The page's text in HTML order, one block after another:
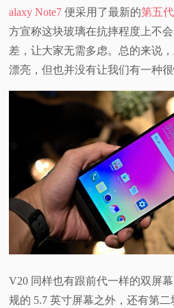
alaxy Note7 便采用了最新的第五
方宣称这块玻璃在抗摔程度上不
差，让大家无需多虑。总的来说
漂亮，但也并没有让我们有一种很
V20 同样也有跟前代一样的双屏
规的 5.7 英寸屏幕之外，还有第二